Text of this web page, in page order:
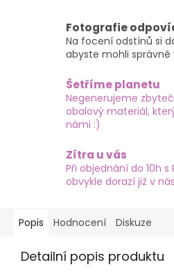
Fotografie
Na focení odstínů si
abyste mohli správně
Šetříme planetu
Negenerujeme
obalový materiál,
námi :)
Zítra u vás
Při objednání do 10h s
obvykle dorazí již v
Popis Hodnocení Diskuze
Detailní popis produktu